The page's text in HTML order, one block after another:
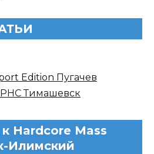
Edition Пугачев
Тимашевск
Hardcore Mass
Илимский